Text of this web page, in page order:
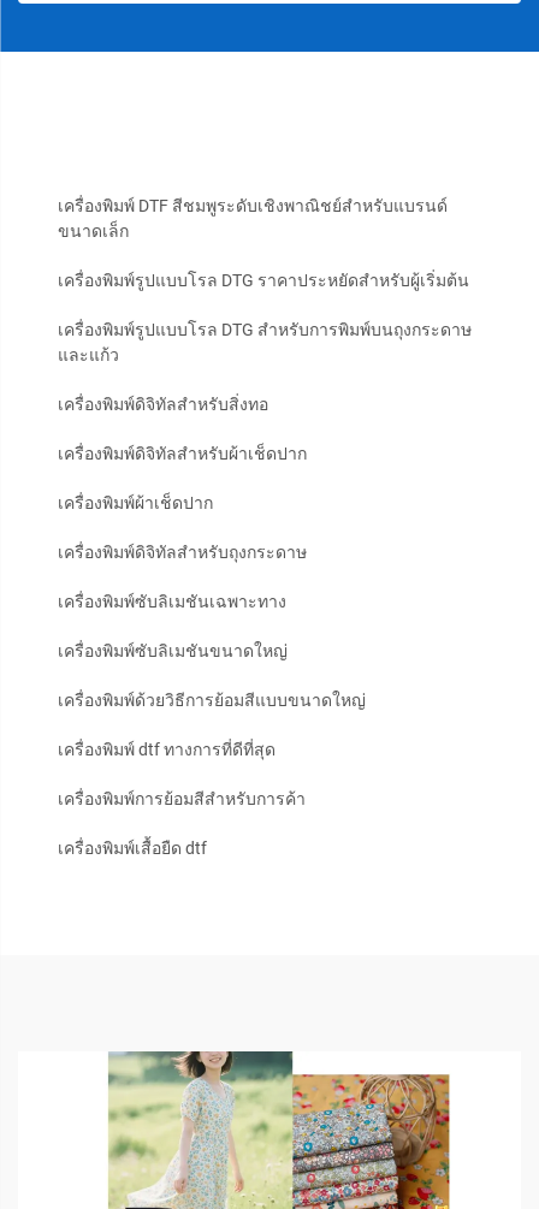
เครื่องพิมพ์ DTF สีชมพูระดับเชิงพาณิชย์สำหรับแบรนด์
ขนาดเล็ก
เครื่องพิมพ์รูปแบบโรล DTG ราคาประหยัดสำหรับผู้เริ่มต้น
เครื่องพิมพ์รูปแบบโรล DTG สำหรับการพิมพ์บนถุงกระดาษ
และแก้ว
เครื่องพิมพ์ดิจิทัลสำหรับสิ่งทอ
เครื่องพิมพ์ดิจิทัลสำหรับผ้าเช็ดปาก
เครื่องพิมพ์ผ้าเช็ดปาก
เครื่องพิมพ์ดิจิทัลสำหรับถุงกระดาษ
เครื่องพิมพ์ซับลิเมชันเฉพาะทาง
เครื่องพิมพ์ซับลิเมชันขนาดใหญ่
เครื่องพิมพ์ด้วยวิธีการย้อมสีแบบขนาดใหญ่
เครื่องพิมพ์ dtf ทางการที่ดีที่สุด
เครื่องพิมพ์การย้อมสีสำหรับการค้า
เครื่องพิมพ์เสื้อยืด dtf